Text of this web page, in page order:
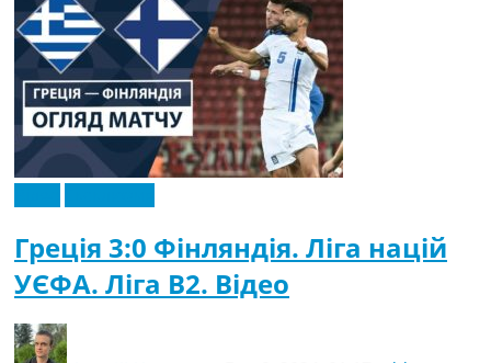
Греція 3:0 Фінляндія. Ліга націй
УЄФА. Ліга B2. Відео